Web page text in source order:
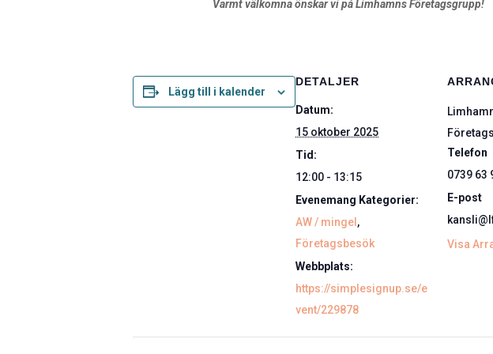
Varmt välkomna önskar vi på Limhamns Företagsgrupp!
Lägg till i kalender
DETALJER
Datum:
15 oktober 2025
Tid:
12:00 - 13:15
Evenemang Kategorier:
AW / mingel ,
Företagsbesök
Webbplats:
https://simplesignup.se/e
vent/229878
Telefon
0739 63
E-post
Visa